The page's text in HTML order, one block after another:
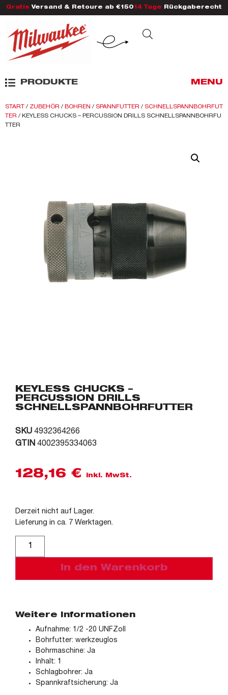
Gratis Versand & Retoure ab €150 14 Tage Rückgaberecht
PRODUKTE MENU
START / ZUBEHÖR / BOHREN / SPANNFUTTER / SCHNELLSPANNBOHRFUT
TER / KEYLESS CHUCKS – PERCUSSION DRILLS SCHNELLSPANNBOHRFU
TTER
KEYLESS CHUCKS –
PERCUSSION DRILLS
SCHNELLSPANNBOHRFUTTER
SKU 4932364266
GTIN 4002395334063
128,16 € inkl. MwSt.
Derzeit nicht auf Lager.
Lieferung in ca. 7 Werktagen.
In den Warenkorb
Weitere Informationen
Aufnahme: 1/2 -20 UNFZoll
Bohrfutter: werkzeuglos
Bohrmaschine: Ja
Inhalt: 1
Schlagbohrer: Ja
Spannkraftsicherung: Ja